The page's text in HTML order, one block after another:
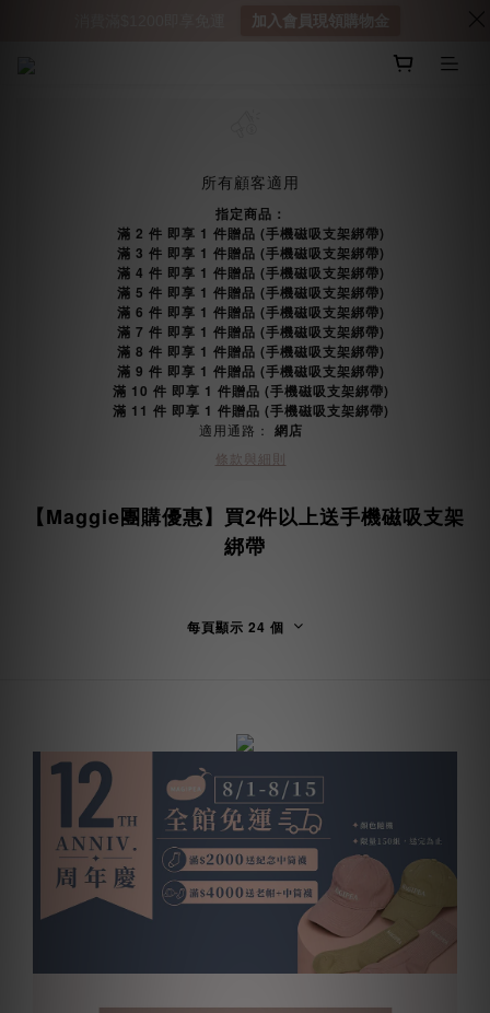
所有顧客適用
指定商品：
滿 2 件 即享 1 件贈品 (手機磁吸支架綁帶)
滿 3 件 即享 1 件贈品 (手機磁吸支架綁帶)
滿 4 件 即享 1 件贈品 (手機磁吸支架綁帶)
滿 5 件 即享 1 件贈品 (手機磁吸支架綁帶)
滿 6 件 即享 1 件贈品 (手機磁吸支架綁帶)
滿 7 件 即享 1 件贈品 (手機磁吸支架綁帶)
滿 8 件 即享 1 件贈品 (手機磁吸支架綁帶)
滿 9 件 即享 1 件贈品 (手機磁吸支架綁帶)
滿 10 件 即享 1 件贈品 (手機磁吸支架綁帶)
滿 11 件 即享 1 件贈品 (手機磁吸支架綁帶)
適用通路： 網店
條款與細則
【Maggie團購優惠】買2件以上送手機磁吸支架
綁帶
每頁顯示 24 個
加入會員現領購物金